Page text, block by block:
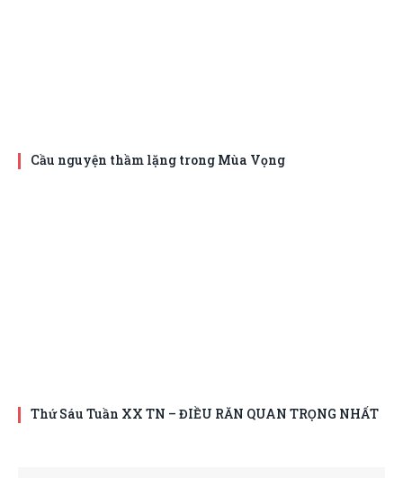
Cầu nguyện thầm lặng trong Mùa Vọng
Thứ Sáu Tuần XX TN – ĐIỀU RĂN QUAN TRỌNG NHẤT